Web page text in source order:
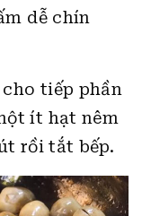
dễ chín
tiếp phần
ít hạt nêm
rồi tắt bếp.